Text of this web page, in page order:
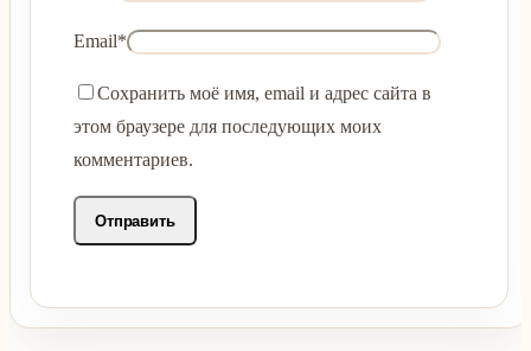
Email*
Сохранить моё имя, email и адрес сайта в
этом браузере для последующих моих
комментариев.